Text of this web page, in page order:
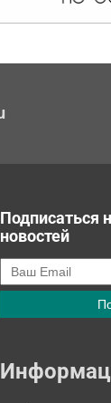
Подписаться
новостей